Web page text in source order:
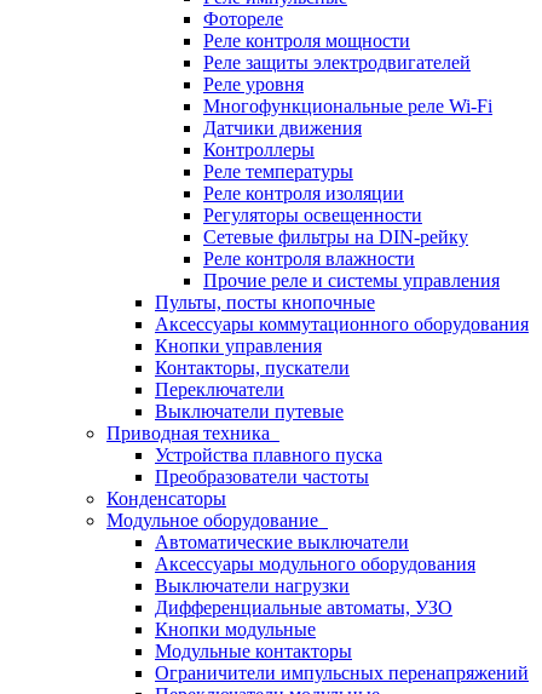
Фотореле
Реле контроля мощности
Реле защиты электродвигателей
Реле уровня
Многофункциональные реле Wi-Fi
Датчики движения
Контроллеры
Реле температуры
Реле контроля изоляции
Регуляторы освещенности
Сетевые фильтры на DIN-рейку
Реле контроля влажности
Прочие реле и системы управления
Пульты, посты кнопочные
Аксессуары коммутационного оборудования
Кнопки управления
Контакторы, пускатели
Переключатели
Выключатели путевые
Приводная техника
Устройства плавного пуска
Преобразователи частоты
Конденсаторы
Модульное оборудование
Автоматические выключатели
Аксессуары модульного оборудования
Выключатели нагрузки
Дифференциальные автоматы, УЗО
Кнопки модульные
Модульные контакторы
Ограничители импульсных перенапряжений